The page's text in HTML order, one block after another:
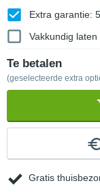
Extra garantie:
Vakkundig laten
Te betalen
(geselecteerde extra
Gratis